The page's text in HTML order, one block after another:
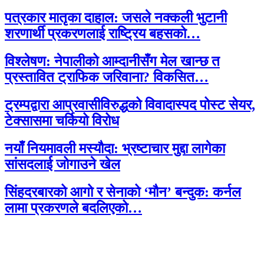
पत्रकार मातृका दाहाल: जसले नक्कली भुटानी
शरणार्थी प्रकरणलाई राष्ट्रिय बहसको…
विश्लेषण: नेपालीको आम्दानीसँग मेल खान्छ त
प्रस्तावित ट्राफिक जरिवाना? विकसित…
ट्रम्पद्वारा आप्रवासीविरुद्धको विवादास्पद पोस्ट सेयर,
टेक्सासमा चर्कियो विरोध
नयाँ नियमावली मस्यौदा: भ्रष्टाचार मुद्दा लागेका
सांसदलाई जोगाउने खेल
सिंहदरबारको आगो र सेनाको ‘मौन’ बन्दुक: कर्नल
लामा प्रकरणले बदलिएको…